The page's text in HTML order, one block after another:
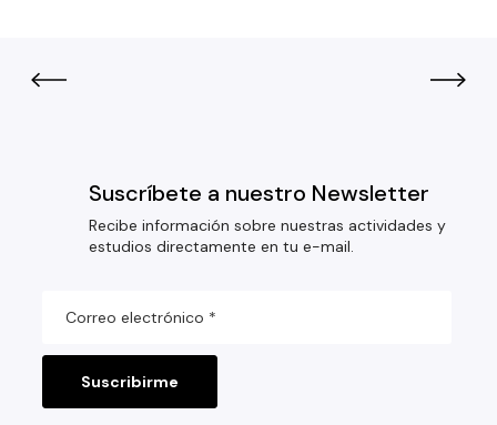
Suscríbete a nuestro Newsletter
Recibe información sobre nuestras actividades y
estudios directamente en tu e-mail.